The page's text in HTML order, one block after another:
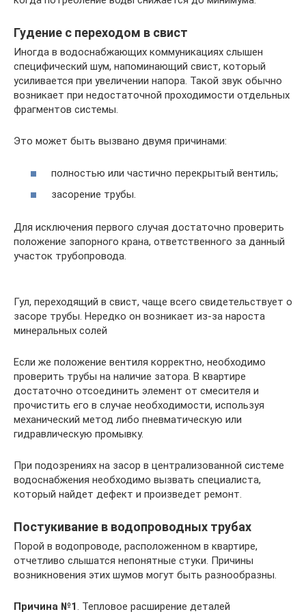
Гудение с переходом в свист
Иногда в водоснабжающих коммуникациях слышен
специфический шум, напоминающий свист, который
усиливается при увеличении напора. Такой звук обычно
возникает при недостаточной проходимости отдельных
фрагментов системы.
Это может быть вызвано двумя причинами:
полностью или частично перекрытый вентиль;
засорение трубы.
Для исключения первого случая достаточно проверить
положение запорного крана, ответственного за данный
участок трубопровода.
Гул, переходящий в свист, чаще всего свидетельствует о
засоре трубы. Нередко он возникает из-за нароста
минеральных солей
Если же положение вентиля корректно, необходимо
проверить трубы на наличие затора. В квартире
достаточно отсоединить элемент от смесителя и
прочистить его в случае необходимости, используя
механический метод либо пневматическую или
гидравлическую промывку.
При подозрениях на засор в централизованной системе
водоснабжения необходимо вызвать специалиста,
который найдет дефект и произведет ремонт.
Постукивание в водопроводных трубах
Порой в водопроводе, расположенном в квартире,
отчетливо слышатся непонятные стуки. Причины
возникновения этих шумов могут быть разнообразны.
Причина №1. Тепловое расширение деталей